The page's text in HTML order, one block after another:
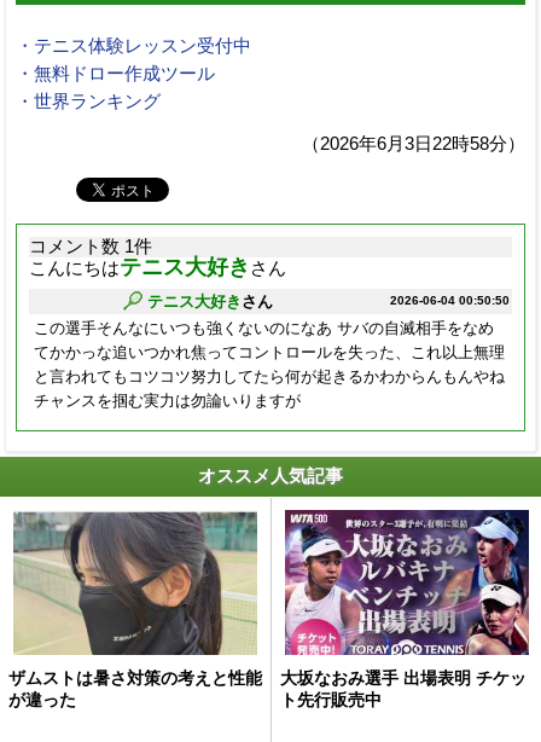
・テニス体験レッスン受付中
・無料ドロー作成ツール
・世界ランキング
（2026年6月3日22時58分）
コメント数 1件
こんにちはテニス大好き さん
2026-06-04 00:50:50
テニス大好き さん
この選手そんなにいつも強くないのになあ サバの自滅相手をなめ
てかかっな追いつかれ焦ってコントロールを失った、これ以上無理
と言われてもコツコツ努力してたら何が起きるかわからんもんやね
チャンスを掴む実力は勿論いりますが
オススメ人気記事
ザムストは暑さ対策の考えと性能
が違った
大坂なおみ選手 出場表明 チケッ
ト先行販売中